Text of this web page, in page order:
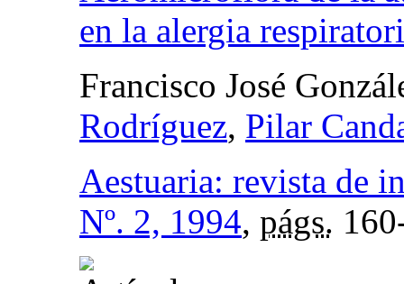
en la alergia
Francisco José
Rodríguez, Pilar
Aestuaria: revista de
Nº. 2, 1994, págs.